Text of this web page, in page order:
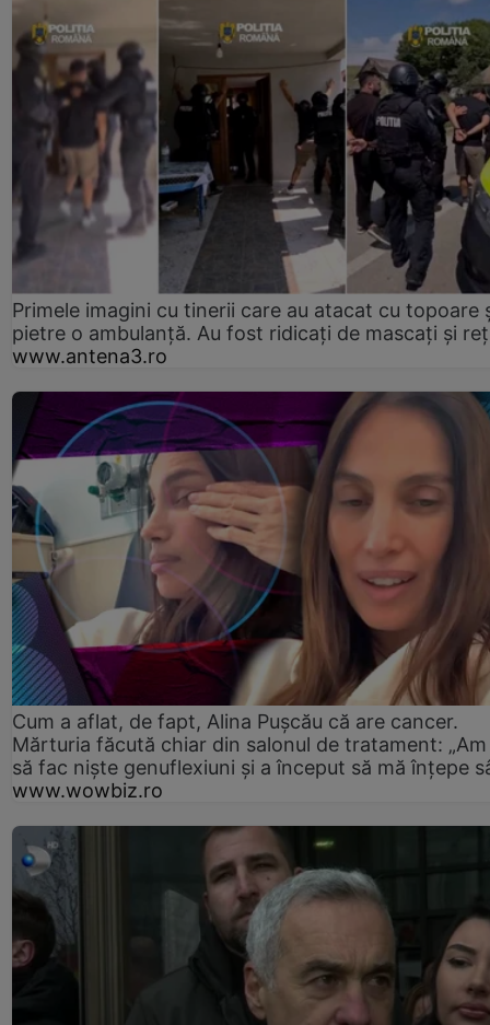
Primele imagini cu tinerii care au atacat cu topoare
pietre o ambulanță. Au fost ridicați de mascați și
www.antena3.ro
Cum a aflat, de fapt, Alina Pușcău că are cancer.
Mărturia făcută chiar din salonul de tratament:
să fac niște genuflexiuni și a început să mă înțepe
www.wowbiz.ro